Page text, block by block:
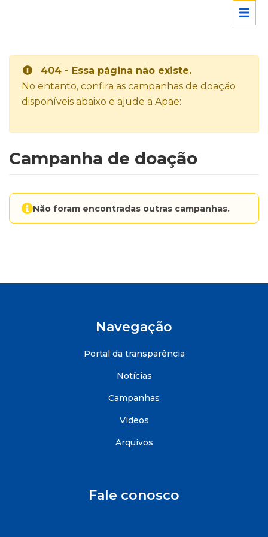
404 - Essa página não existe.
No entanto, confira as campanhas de doação
disponíveis abaixo e ajude a Apae:
Campanha de doação
Não foram encontradas outras campanhas.
Navegação
Portal da transparência
Notícias
Campanhas
Videos
Arquivos
Fale conosco